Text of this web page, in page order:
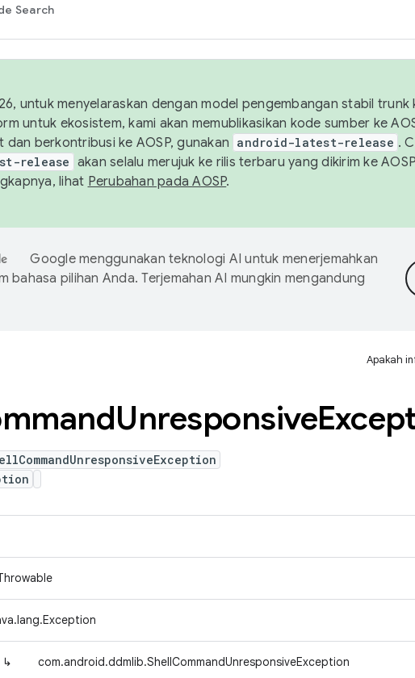
Search
untuk menyelaraskan dengan model pengembangan stabil trunk
untuk ekosistem, kami akan memublikasikan kode sumber ke
dan berkontribusi ke AOSP, gunakan android-latest-release .
release akan selalu merujuk ke rilis terbaru yang dikirim ke
lihat Perubahan pada AOSP.
Google menggunakan teknologi AI untuk menerjemahkan
bahasa pilihan Anda. Terjemahan AI mungkin mengandung
Apakah
Unresponsive
↳ com.android.ddmlib.ShellCommandUnresponsiveException